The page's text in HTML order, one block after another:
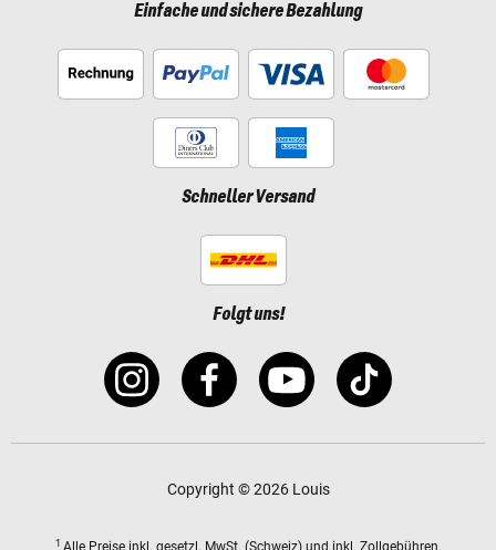
Einfache und sichere Bezahlung
Schneller Versand
Folgt uns!
Copyright © 2026 Louis
1 Alle Preise inkl. gesetzl. MwSt. (Schweiz) und inkl. Zollgebühren.